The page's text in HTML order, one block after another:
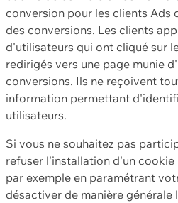
conversion pour les clients Ads
des conversions. Les clients
d'utilisateurs qui ont cliqué sur
redirigés vers une page munie
conversions. Ils ne reçoivent
information permettant
utilisateurs.
Si vous ne souhaitez pas
refuser l'installation d'un
par exemple en paramétrant
désactiver de manière